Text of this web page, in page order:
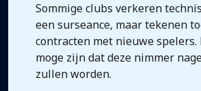
Sommige clubs verkeren
een surseance, maar tekenen
contracten met nieuwe
moge zijn dat deze nimmer
zullen worden.